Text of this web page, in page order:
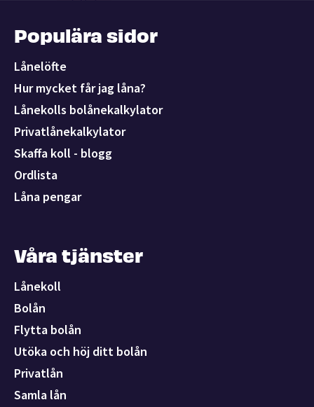
Populära sidor
Lånelöfte
Hur mycket får jag låna?
Lånekolls bolånekalkylator
Privatlånekalkylator
Skaffa koll - blogg
Ordlista
Låna pengar
Våra tjänster
Lånekoll
Bolån
Flytta bolån
Utöka och höj ditt bolån
Privatlån
Samla lån